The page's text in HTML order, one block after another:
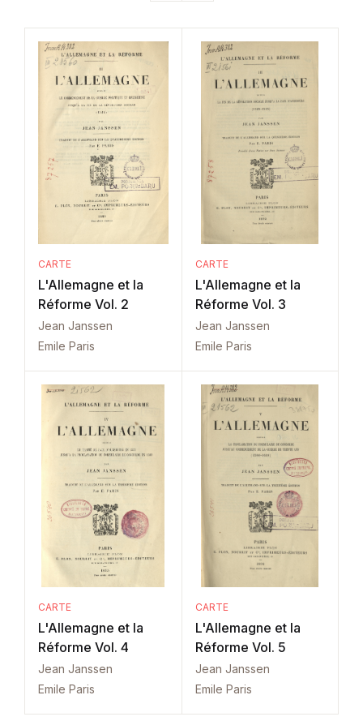
CARTE
L'Allemagne et la
Réforme Vol. 2
Jean Janssen
Emile Paris
CARTE
L'Allemagne et la
Réforme Vol. 3
Jean Janssen
Emile Paris
CARTE
L'Allemagne et la
Réforme Vol. 4
Jean Janssen
Emile Paris
CARTE
L'Allemagne et la
Réforme Vol. 5
Jean Janssen
Emile Paris